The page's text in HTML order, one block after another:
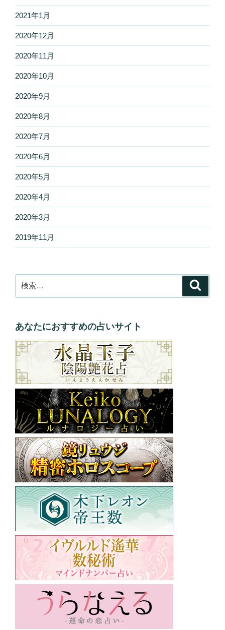
2021年1月
2020年12月
2020年11月
2020年10月
2020年9月
2020年8月
2020年7月
2020年6月
2020年5月
2020年4月
2020年3月
2019年11月
索:
あなたにおすすめの占いサイト